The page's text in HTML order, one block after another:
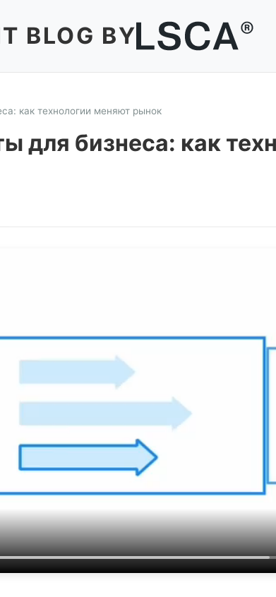
BLOG BY
как технологии меняют рынок
для бизнеса: как